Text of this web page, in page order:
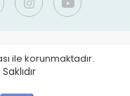
ile korunmaktadır.